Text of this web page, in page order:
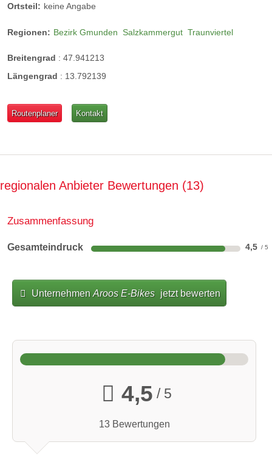
Ortsteil: keine Angabe
Regionen: Bezirk Gmunden Salzkammergut Traunviertel
Breitengrad : 47.941213
Längengrad : 13.792139
Routenplaner Kontakt
regionalen Anbieter Bewertungen 13
Zusammenfassung
Gesamteindruck 4,5
Unternehmen Aroos E-Bikes jetzt bewerten
4,5 / 5
13 Bewertungen